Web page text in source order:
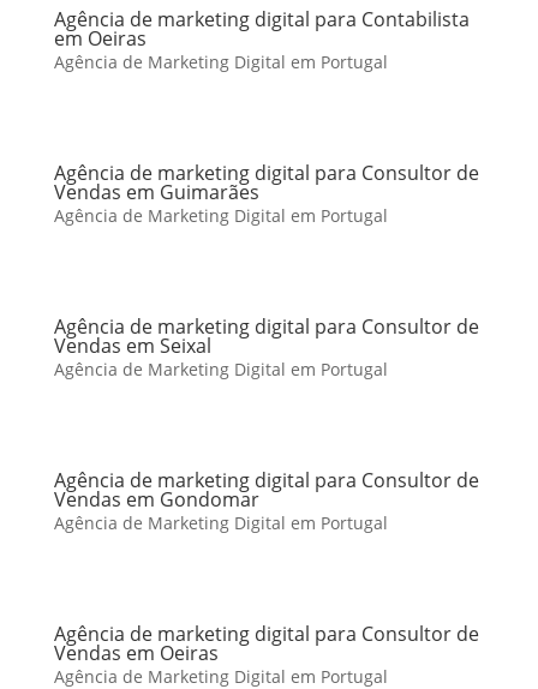
Agência de marketing digital para Contabilista
em Oeiras
Agência de Marketing Digital em Portugal
Agência de marketing digital para Consultor de
Vendas em Guimarães
Agência de Marketing Digital em Portugal
Agência de marketing digital para Consultor de
Vendas em Seixal
Agência de Marketing Digital em Portugal
Agência de marketing digital para Consultor de
Vendas em Gondomar
Agência de Marketing Digital em Portugal
Agência de marketing digital para Consultor de
Vendas em Oeiras
Agência de Marketing Digital em Portugal